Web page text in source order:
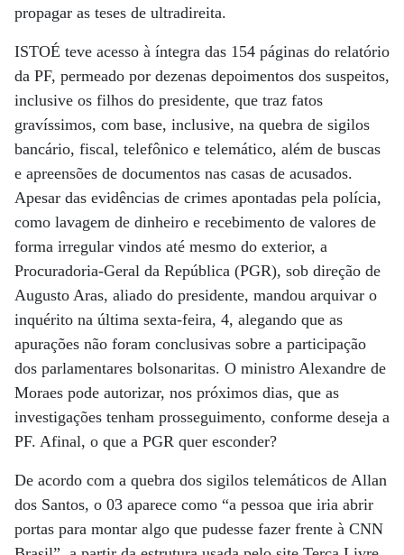
propagar as teses de ultradireita.
ISTOÉ teve acesso à íntegra das 154 páginas do relatório
da PF, permeado por dezenas depoimentos dos suspeitos,
inclusive os filhos do presidente, que traz fatos
gravíssimos, com base, inclusive, na quebra de sigilos
bancário, fiscal, telefônico e telemático, além de buscas
e apreensões de documentos nas casas de acusados.
Apesar das evidências de crimes apontadas pela polícia,
como lavagem de dinheiro e recebimento de valores de
forma irregular vindos até mesmo do exterior, a
Procuradoria-Geral da República (PGR), sob direção de
Augusto Aras, aliado do presidente, mandou arquivar o
inquérito na última sexta-feira, 4, alegando que as
apurações não foram conclusivas sobre a participação
dos parlamentares bolsonaritas. O ministro Alexandre de
Moraes pode autorizar, nos próximos dias, que as
investigações tenham prosseguimento, conforme deseja a
PF. Afinal, o que a PGR quer esconder?
De acordo com a quebra dos sigilos telemáticos de Allan
dos Santos, o 03 aparece como “a pessoa que iria abrir
portas para montar algo que pudesse fazer frente à CNN